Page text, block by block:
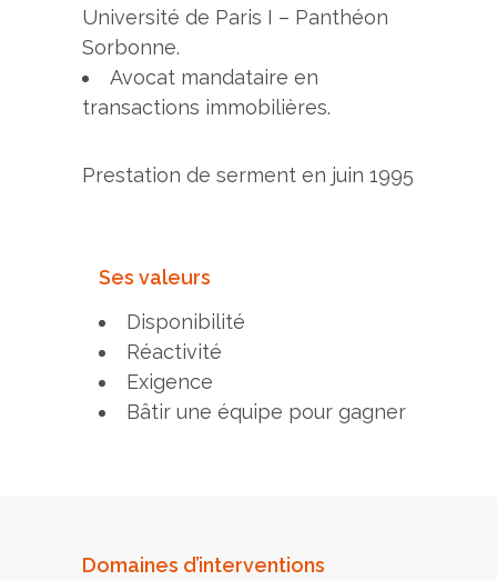
Université de Paris I – Panthéon
Sorbonne.
Avocat mandataire en
transactions immobilières.
Prestation de serment en juin 1995
Ses valeurs
Disponibilité
Réactivité
Exigence
Bâtir une équipe pour gagner
Domaines d’interventions